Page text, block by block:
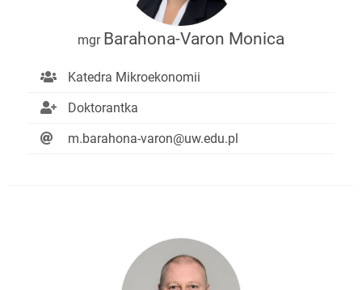
mgr Barahona-Varon Monica
Katedra Mikroekonomii
Doktorantka
m.barahona-varon@uw.edu.pl